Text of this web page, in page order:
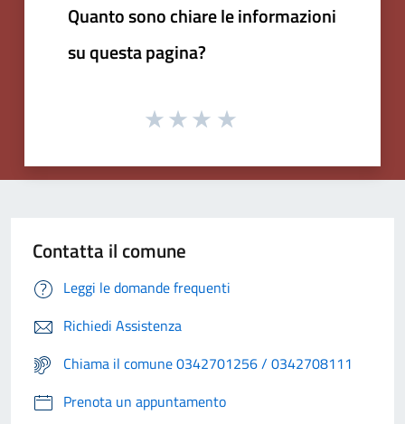
Quanto sono chiare le informazioni
su questa pagina?
Contatta il comune
Leggi le domande frequenti
Richiedi Assistenza
Chiama il comune 0342701256 / 0342708111
Prenota un appuntamento